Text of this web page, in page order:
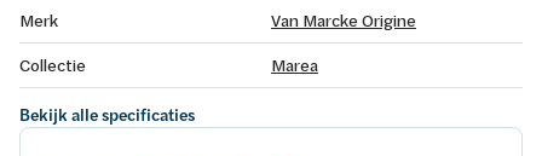
Merk
Van Marcke Origine
Collectie
Marea
Bekijk alle specificaties